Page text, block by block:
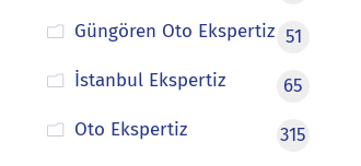
Güngören Oto Ekspertiz 51
İstanbul Ekspertiz
65
Oto Ekspertiz
315